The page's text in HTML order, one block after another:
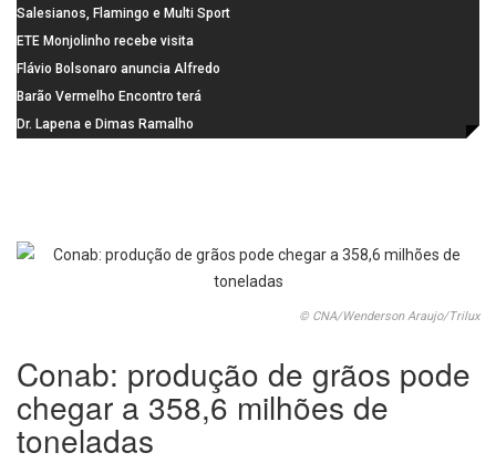
pedidos negados em 2026
elaboração do novo Plano
Municipal
Salesianos, Flamingo e Multi Sport
vão representar São Carlos no
campeonato Estadual
ETE Monjolinho recebe visita
científica da FAPESP
Flávio Bolsonaro anuncia Alfredo
Gaspar, relator da comissão do
INSS, como vice
Barão Vermelho Encontro terá
data extra em Belo Horizonte
Dr. Lapena e Dimas Ramalho
© CNA/Wenderson Araujo/Trilux
Conab: produção de grãos pode
chegar a 358,6 milhões de
toneladas